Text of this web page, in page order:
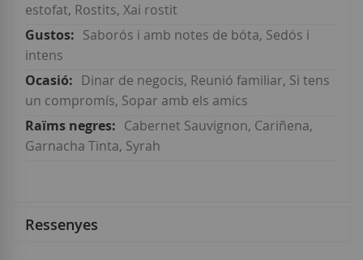
estofat, Rostits, Xai rostit
Saborós i amb notes de bóta, Sedós i
intens
Dinar de negocis, Reunió familiar, Si tens
un compromís, Sopar amb els amics
Cabernet Sauvignon, Cariñena,
Garnacha Tinta, Syrah
Ressenyes